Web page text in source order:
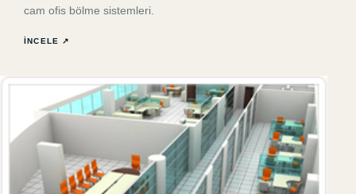
cam ofis bölme sistemleri.
İNCELE ↗